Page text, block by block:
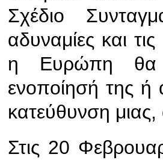
Σχέδιο
αδυναμίες και
η Ευρώπη θα
ενοποίησή της
κατεύθυνση
Στις 20